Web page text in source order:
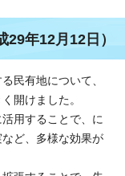
年12月12日）
民有地について、
開けました。
用することで、に
ど、多様な効果が